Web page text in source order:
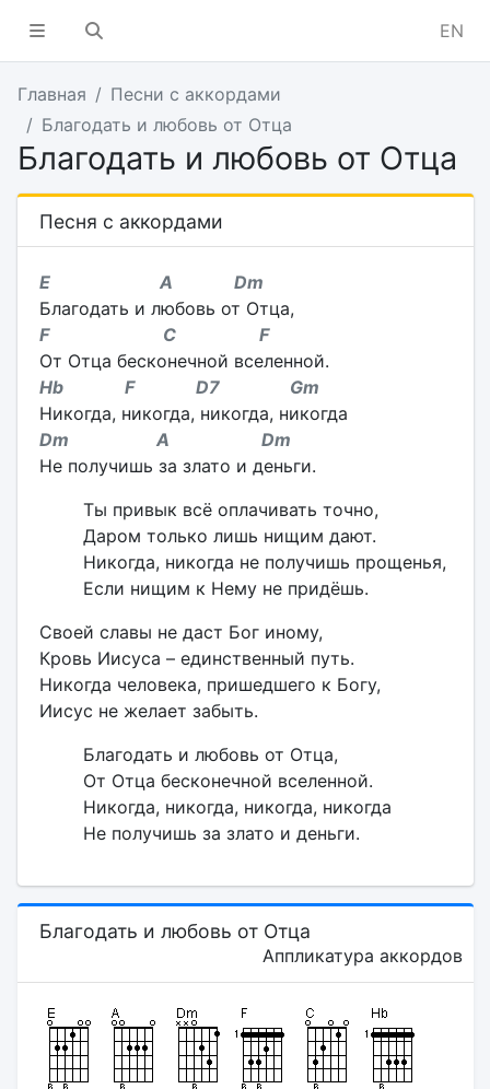
EN
Главная
Песни с аккордами
Благодать и любовь от Отца
Благодать и любовь от Отца
Песня с аккордами
E A Dm
Благодать и любовь от Отца,
F C F
От Отца бесконечной вселенной.
Hb F D7 Gm
Никогда, никогда, никогда, никогда
Dm A Dm
Не получишь за злато и деньги.
Ты привык всё оплачивать точно,
Даром только лишь нищим дают.
Никогда, никогда не получишь прощенья,
Если нищим к Нему не придёшь.
Своей славы не даст Бог иному,
Кровь Иисуса – единственный путь.
Никогда человека, пришедшего к Богу,
Иисус не желает забыть.
Благодать и любовь от Отца,
От Отца бесконечной вселенной.
Никогда, никогда, никогда, никогда
Не получишь за злато и деньги.
Благодать и любовь от Отца
Аппликатура аккордов